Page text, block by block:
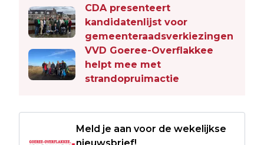
CDA presenteert
kandidatenlijst voor
gemeenteraadsverkiezingen
VVD Goeree-Overflakkee
helpt mee met
strandopruimactie
Meld je aan voor de wekelijkse
nieuwsbrief!